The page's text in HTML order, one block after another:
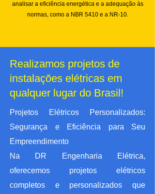
analisar a eficiência energética e a adequação às
normas, como a NBR 5410 e a NR-10.
Realizamos projetos de
instalações elétricas em
qualquer lugar do Brasil!
Projetos Elétricos Personalizados:
Segurança e Eficiência para Seu
Empreendimento
Na DR Engenharia Elétrica,
oferecemos projetos elétricos
completos e personalizados que